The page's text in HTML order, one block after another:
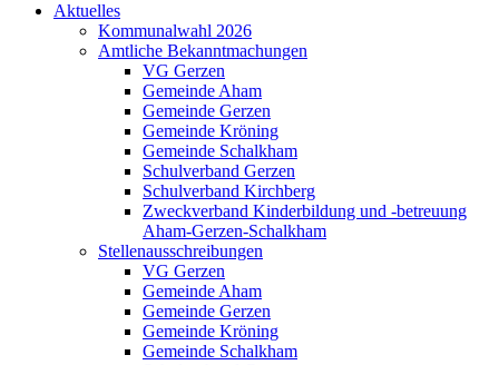
Aktuelles
Kommunalwahl 2026
Amtliche Bekanntmachungen
VG Gerzen
Gemeinde Aham
Gemeinde Gerzen
Gemeinde Kröning
Gemeinde Schalkham
Schulverband Gerzen
Schulverband Kirchberg
Zweckverband Kinderbildung und -betreuung
Aham-Gerzen-Schalkham
Stellenausschreibungen
VG Gerzen
Gemeinde Aham
Gemeinde Gerzen
Gemeinde Kröning
Gemeinde Schalkham